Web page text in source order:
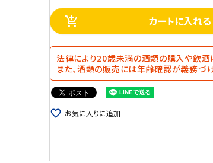
add_shopping_cart カートに入れる
法律により20歳未満の酒類の購入や飲酒
また、酒類の販売には年齢確認が義務づ
favorite_border お気に入りに追加